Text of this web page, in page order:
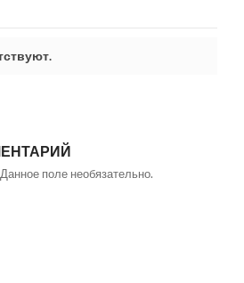
поле необязательно.